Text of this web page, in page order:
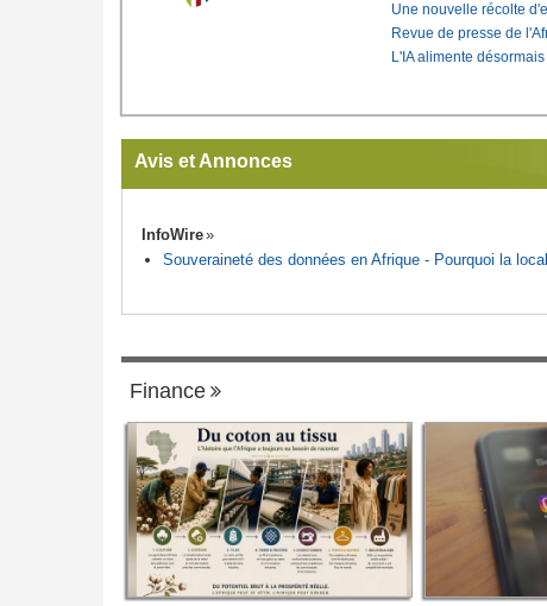
Une nouvelle récolte
Revue de presse de
L'IA alimente
Avis et Annonces
InfoWire
Souveraineté des données en Afrique - Pourquoi la
Finance